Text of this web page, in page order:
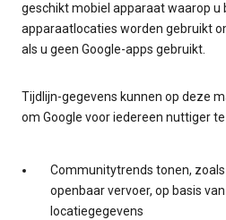
geschikt mobiel apparaat waarop u
apparaatlocaties worden gebruikt
als u geen Google-apps gebruikt.
Tijdlijn-gegevens kunnen op deze
om Google voor iedereen nuttiger
Communitytrends tonen,
openbaar vervoer, op basis
locatiegegevens